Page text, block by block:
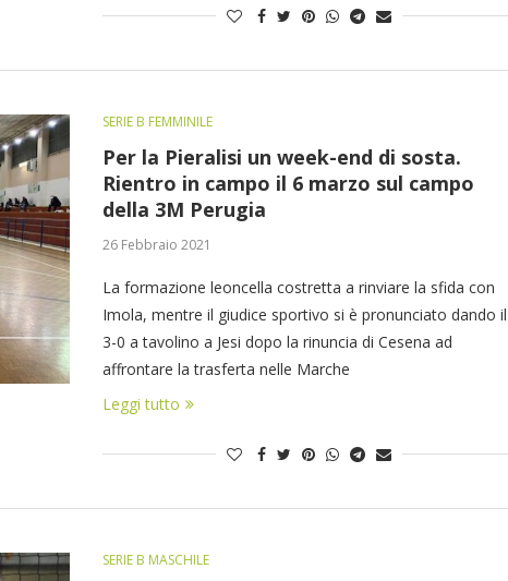
SERIE B FEMMINILE
Per la Pieralisi un week-end di sosta.
Rientro in campo il 6 marzo sul campo
della 3M Perugia
26 Febbraio 2021
La formazione leoncella costretta a rinviare la sfida con
Imola, mentre il giudice sportivo si è pronunciato dando il
3-0 a tavolino a Jesi dopo la rinuncia di Cesena ad
affrontare la trasferta nelle Marche
Leggi tutto
SERIE B MASCHILE